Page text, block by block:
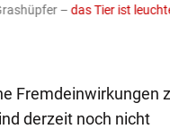
– das Tier ist
Fremdeinwirkungen
derzeit noch nicht